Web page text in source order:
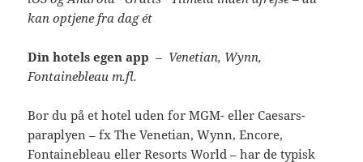
kan optjene fra dag ét
Din hotels egen app – Venetian, Wynn,
Fontainebleau m.fl.
Bor du på et hotel uden for MGM- eller Caesars-
paraplyen – fx The Venetian, Wynn, Encore,
Fontainebleau eller Resorts World – har de typisk